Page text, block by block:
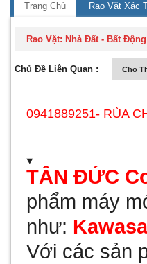
Trang Chủ Rao Vặt Xác
Rao Vặt: Nhà Đất - Bất
Chủ Đề Liên Quan : Cho
0941889251- RÙA
TÂN ĐỨC
phẩm máy
như:
Với các sản